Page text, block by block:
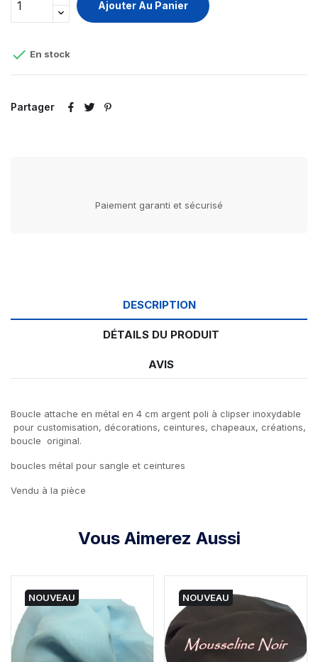
Ajouter Au Panier
 En stock
Partager
Paiement garanti et sécurisé
DESCRIPTION
DÉTAILS DU PRODUIT
AVIS
Boucle attache en métal en 4 cm argent poli à clipser inoxydable
pour customisation, décorations, ceintures, chapeaux, créations,
boucle original.
boucles métal pour sangle et ceintures
Vendu à la pièce
Vous Aimerez Aussi
NOUVEAU NOUVEAU